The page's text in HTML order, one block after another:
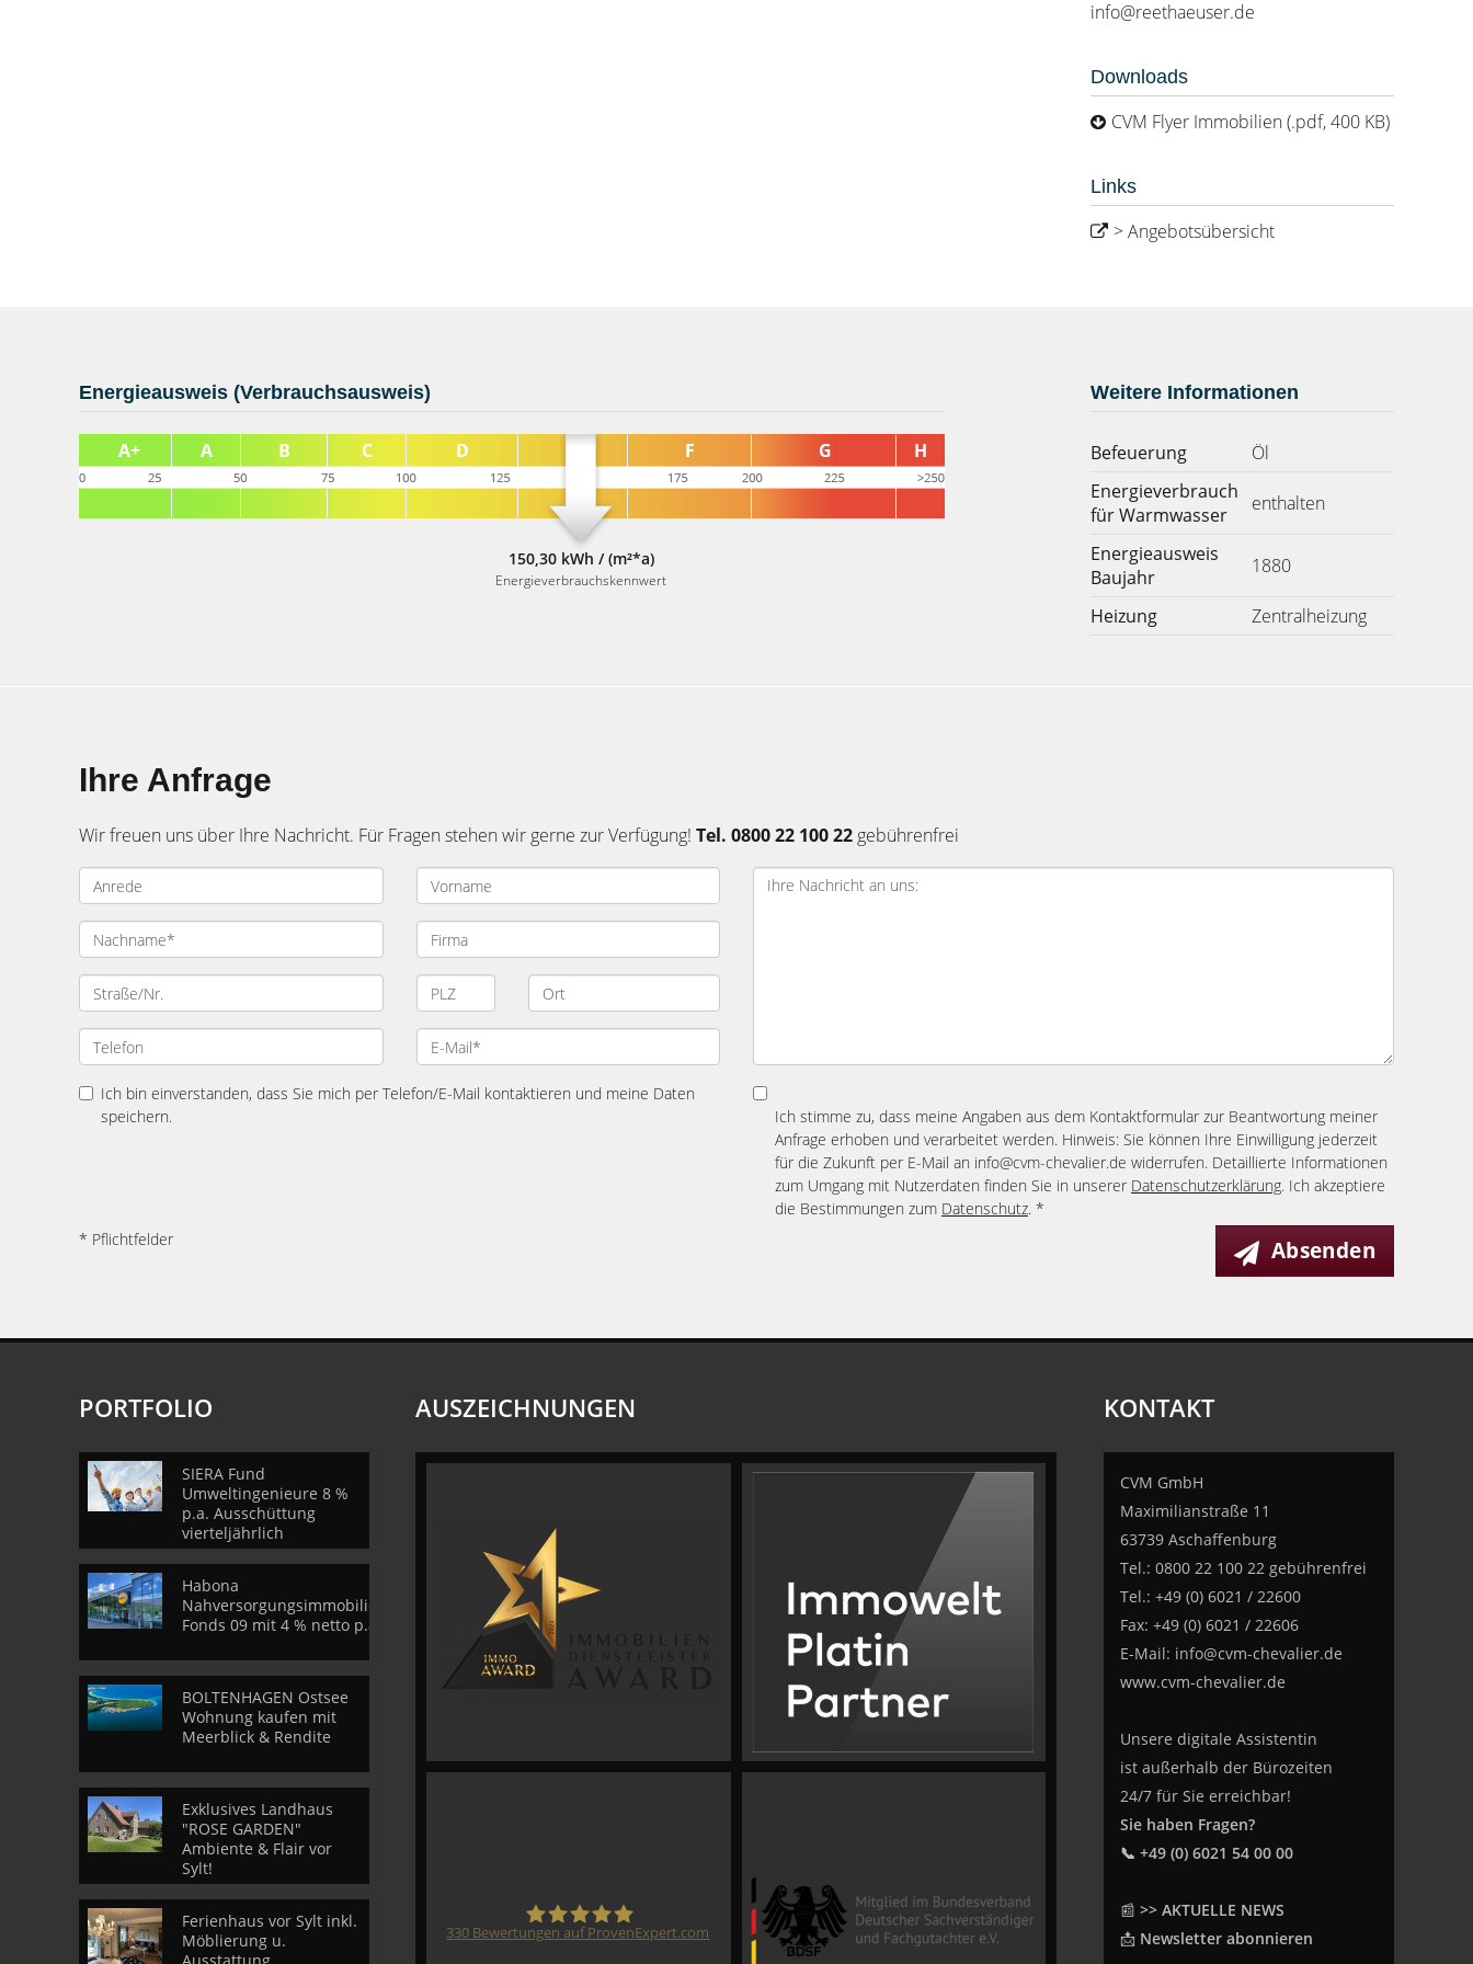
info@reethaeuser.de
Downloads
CVM Flyer Immobilien (.pdf, 400 KB)
Links
> Angebotsübersicht
Energieausweis (Verbrauchsausweis)
150,30 kWh / (m²*a)
Energieverbrauchskennwert
Weitere Informationen
Befeuerung
Öl
Energieverbrauch
für Warmwasser
enthalten
Energieausweis
Baujahr
1880
Heizung Zentralheizung
Ihre Anfrage
Wir freuen uns über Ihre Nachricht. Für Fragen stehen wir gerne zur Verfügung! Tel. 0800 22 100 22 gebührenfrei
Ich bin einverstanden, dass Sie mich per Telefon/E-Mail kontaktieren und meine Daten
speichern.
Ich stimme zu, dass meine Angaben aus dem Kontaktformular zur Beantwortung meiner
Anfrage erhoben und verarbeitet werden. Hinweis: Sie können Ihre Einwilligung jederzeit
für die Zukunft per E-Mail an info@cvm-chevalier.de widerrufen. Detaillierte Informationen
zum Umgang mit Nutzerdaten finden Sie in unserer Datenschutzerklärung. Ich akzeptiere
die Bestimmungen zum Datenschutz. *
* Pflichtfelder
Absenden
PORTFOLIO
SIERA Fund
Umweltingenieure 8 %
p.a. Ausschüttung
vierteljährlich
Habona
Nahversorgungsimmobilien
Fonds 09 mit 4 % netto p.a.
BOLTENHAGEN Ostsee
Wohnung kaufen mit
Meerblick & Rendite
Exklusives Landhaus
"ROSE GARDEN"
Ambiente & Flair vor
Sylt!
Ferienhaus vor Sylt inkl.
Möblierung u.
AUSZEICHNUNGEN
330 Bewertungen auf ProvenExpert.com
KONTAKT
CVM GmbH
Maximilianstraße 11
63739 Aschaffenburg
Tel.: 0800 22 100 22 gebührenfrei
Tel.: +49 (0) 6021 / 22600
Fax: +49 (0) 6021 / 22606
E-Mail: info@cvm-chevalier.de
www.cvm-chevalier.de
Unsere digitale Assistentin
ist außerhalb der Bürozeiten
24/7 für Sie erreichbar!
Sie haben Fragen?
📞 +49 (0) 6021 54 00 00
📰 >> AKTUELLE NEWS
📩 Newsletter abonnieren